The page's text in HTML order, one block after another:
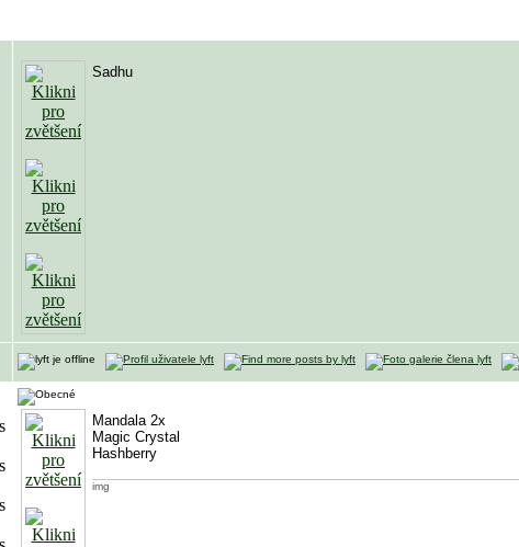
Sadhu
Mandala 2x
Magic Crystal
Hashberry
img